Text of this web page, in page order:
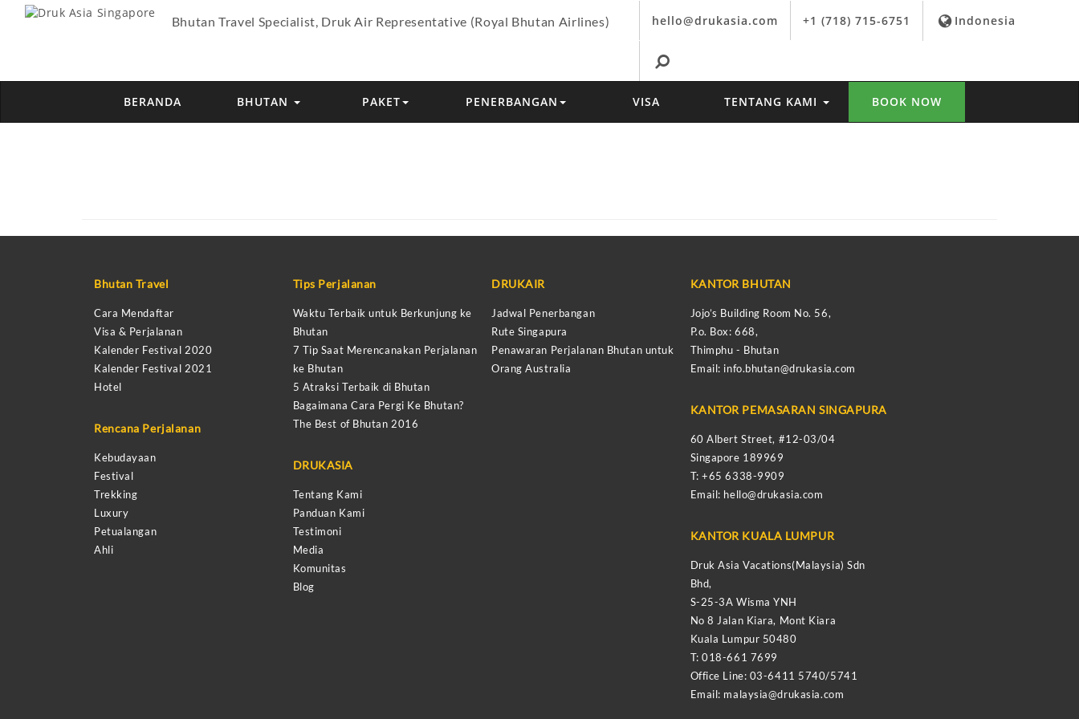
Bhutan Travel Specialist, Druk Air Representative (Royal Bhutan Airlines) hello@drukasia.com +1 (718) 715-6751 Indonesia
BERANDA BHUTAN PAKET PENERBANGAN VISA TENTANG KAMI BOOK NOW
Bhutan Travel
Cara Mendaftar
Visa & Perjalanan
Kalender Festival 2020
Kalender Festival 2021
Hotel
Rencana Perjalanan
Kebudayaan
Festival
Trekking
Luxury
Petualangan
Ahli
Tips Perjalanan
Waktu Terbaik untuk Berkunjung ke
Bhutan
7 Tip Saat Merencanakan Perjalanan
ke Bhutan
5 Atraksi Terbaik di Bhutan
Bagaimana Cara Pergi Ke Bhutan?
The Best of Bhutan 2016
DRUKASIA
Tentang Kami
Panduan Kami
Testimoni
Media
Komunitas
Blog
DRUKAIR
Jadwal Penerbangan
Rute Singapura
Penawaran Perjalanan Bhutan untuk
Orang Australia
KANTOR BHUTAN
Jojo’s Building Room No. 56,
P.o. Box: 668,
Thimphu - Bhutan
Email: info.bhutan@drukasia.com
KANTOR PEMASARAN SINGAPURA
60 Albert Street, #12-03/04
Singapore 189969
T: +65 6338-9909
Email: hello@drukasia.com
KANTOR KUALA LUMPUR
Druk Asia Vacations(Malaysia) Sdn
Bhd,
S-25-3A Wisma YNH
No 8 Jalan Kiara, Mont Kiara
Kuala Lumpur 50480
T: 018-661 7699
Office Line: 03-6411 5740/5741
Email: malaysia@drukasia.com